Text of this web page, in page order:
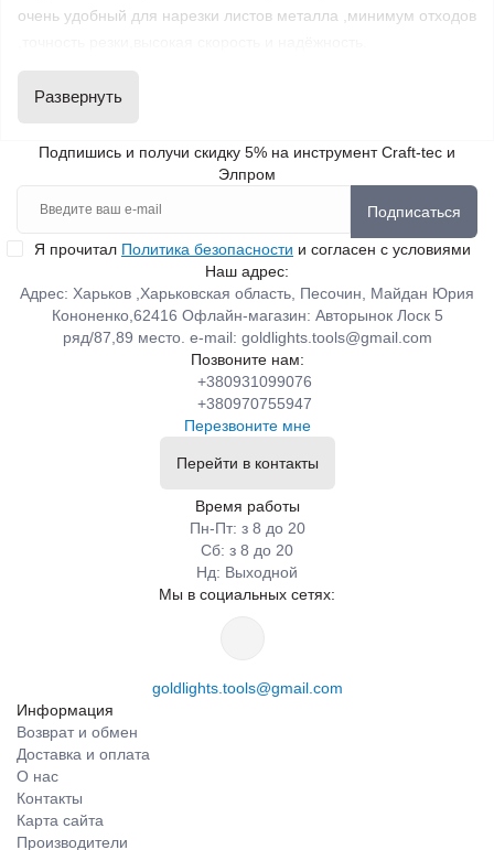
очень удобный для нарезки листов металла ,минимум отходов
Высечные, выбубные-резка выполняеться при помощи
,принцип похож на дырокол.Инструмент имеет хорошую
маневреность,начинать резку з любого места.хорошо
подходит для резки гофрированых листов,хорошая мощность
Шлицевые ножници резка металла происходит двумя
ножами,один из них неподвижен имеет П-образную форму
внутри которого находиться второй нож,стружка удаляеться
кусочками встроенными внутри.Идеально подойдут для
вирезание отверстий ,резки в труднодоступных
местах,лёгкость в работе ,идеальный рез,большой угол
Покупая у нас ножницы, мы поможем Вам определиться с
выбором, дадим полную информацию и характеристику к
каждому инструменту, поможем выбрать нужный и
качественный инструмент, который будет соответствовать
Развернуть
Подпишись и получи скидку 5% на инструмент Craft-tec и
Элпром
Подписаться
Я прочитал Политика безопасности и согласен с условиями
Наш адрес:
Адрес: Харьков ,Харьковская область, Песочин, Майдан Юрия
Кононенко,62416 Офлайн-магазин: Авторынок Лоск 5
ряд/87,89 место. e-mail: goldlights.tools@gmail.com
Позвоните нам:
+380931099076
+380970755947
Перезвоните мне
Перейти в контакты
Время работы
Пн-Пт: з 8 до 20
Сб: з 8 до 20
Нд: Выходной
Мы в социальных сетях:
goldlights.tools@gmail.com
Информация
Возврат и обмен
Доставка и оплата
О нас
Контакты
Карта сайта
Производители